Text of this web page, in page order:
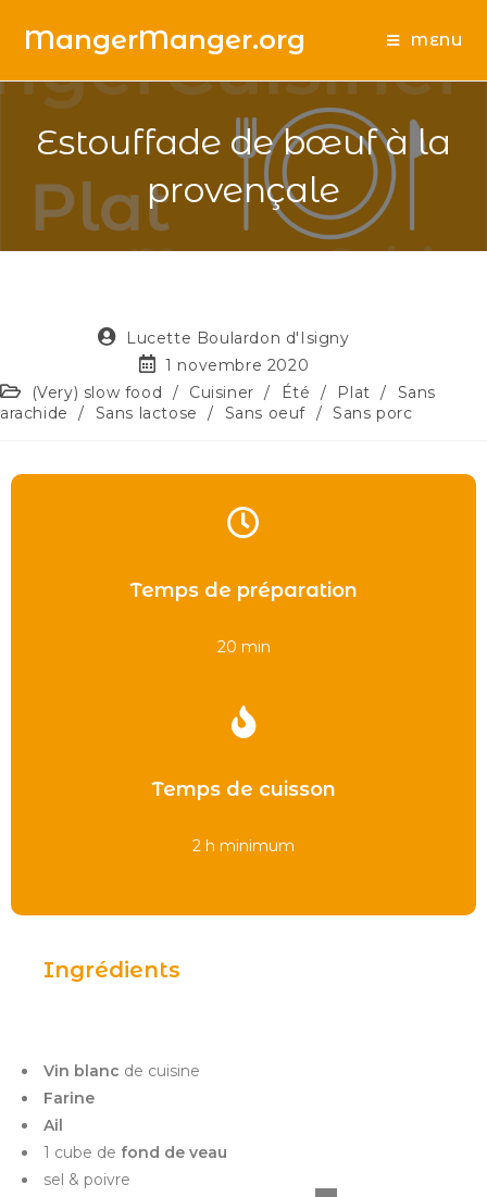
MangerManger.org MENU
Estouffade de bœuf à la
provençale
Lucette Boulardon d'Isigny
1 novembre 2020
(Very) slow food
/ Cuisiner / Été / Plat /
Sans
arachide
/ Sans lactose / Sans oeuf / Sans porc
Temps de préparation
20 min
Temps de cuisson
2 h minimum
Ingrédients
Vin blanc de cuisine
Farine
Ail
1 cube de fond de veau
sel & poivre